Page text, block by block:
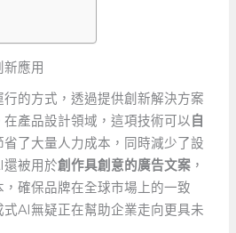
應用
的方式，透過提供創新解決方案
產品設計領域，這項技術可以自
省了大量人力成本，同時減少了設
還被用於創作具創意的廣告文案 ，
確保品牌在全球市場上的一致
AI無疑正在幫助企業走向更具未